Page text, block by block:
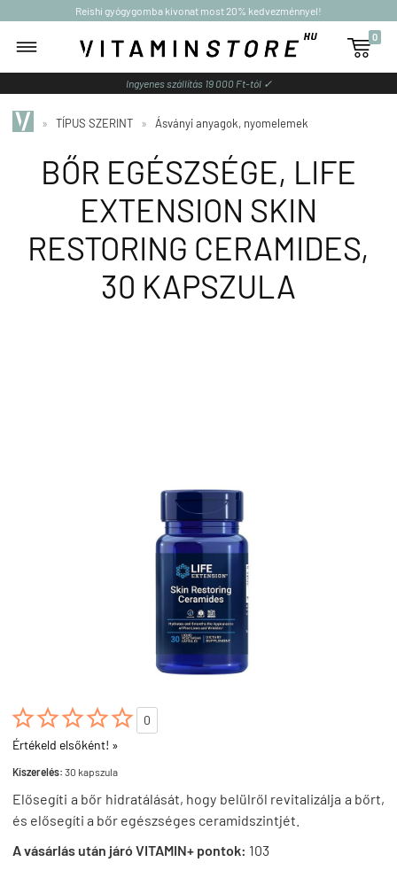
Reishi gyógygomba kivonat most 20% kedvezménnyel!

0
Ingyenes szállítás 19 000 Ft-tól ✓
» TÍPUS SZERINT » Ásványi anyagok, nyomelemek
BŐR EGÉSZSÉGE, LIFE
EXTENSION SKIN
RESTORING CERAMIDES,
30 KAPSZULA

0
Értékeld elsőként! »
Kiszerelés: 30 kapszula
Elősegíti a bőr hidratálását, hogy belülről revitalizálja a bőrt,
és elősegíti a bőr egészséges ceramidszintjét.
A vásárlás után járó VITAMIN+ pontok: 103